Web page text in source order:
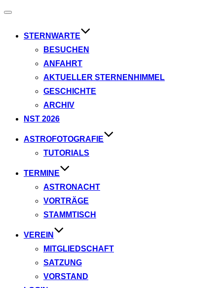
Navigation
STERNWARTE
BESUCHEN
ANFAHRT
AKTUELLER STERNENHIMMEL
GESCHICHTE
ARCHIV
NST 2026
ASTROFOTOGRAFIE
TUTORIALS
TERMINE
ASTRONACHT
VORTRÄGE
STAMMTISCH
VEREIN
MITGLIEDSCHAFT
SATZUNG
VORSTAND